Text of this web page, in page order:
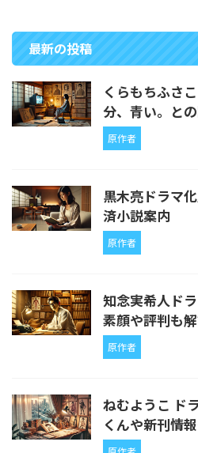
最新の投稿
くらもちふさ
分、青い。と
原作者
黒木亮ドラマ
済小説案内
原作者
知念実希人ド
素顔や評判も
原作者
ねむようこ ド
くんや新刊情